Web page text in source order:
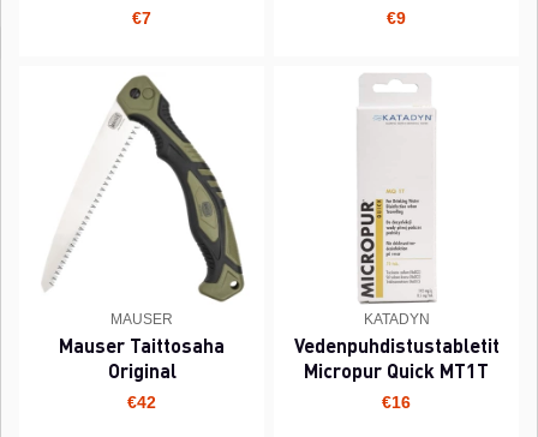
€7 €9
MAUSER
Mauser Taittosaha
Original
€42
KATADYN
Vedenpuhdistustabletit
Micropur Quick MT1T
€16